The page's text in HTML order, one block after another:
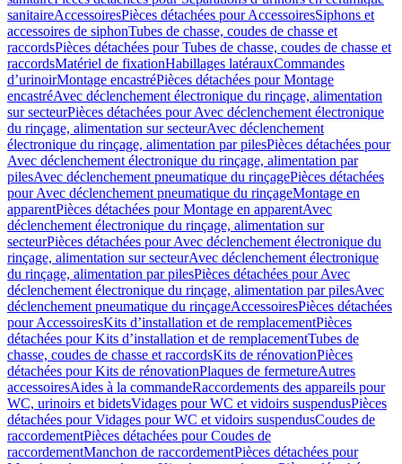
sanitaireAccessoiresPièces détachées pour AccessoiresSiphons et
accessoires de siphonTubes de chasse, coudes de chasse et
raccordsPièces détachées pour Tubes de chasse, coudes de chasse et
raccordsMatériel de fixationHabillages latérauxCommandes
dʼurinoirMontage encastréPièces détachées pour Montage
encastréAvec déclenchement électronique du rinçage, alimentation
sur secteurPièces détachées pour Avec déclenchement électronique
du rinçage, alimentation sur secteurAvec déclenchement
électronique du rinçage, alimentation par pilesPièces détachées pour
Avec déclenchement électronique du rinçage, alimentation par
pilesAvec déclenchement pneumatique du rinçagePièces détachées
pour Avec déclenchement pneumatique du rinçageMontage en
apparentPièces détachées pour Montage en apparentAvec
déclenchement électronique du rinçage, alimentation sur
secteurPièces détachées pour Avec déclenchement électronique du
rinçage, alimentation sur secteurAvec déclenchement électronique
du rinçage, alimentation par pilesPièces détachées pour Avec
déclenchement électronique du rinçage, alimentation par pilesAvec
déclenchement pneumatique du rinçageAccessoiresPièces détachées
pour AccessoiresKits d’installation et de remplacementPièces
détachées pour Kits d’installation et de remplacementTubes de
chasse, coudes de chasse et raccordsKits de rénovationPièces
détachées pour Kits de rénovationPlaques de fermetureAutres
accessoiresAides à la commandeRaccordements des appareils pour
WC, urinoirs et bidetsVidages pour WC et vidoirs suspendusPièces
détachées pour Vidages pour WC et vidoirs suspendusCoudes de
raccordementPièces détachées pour Coudes de
raccordementManchon de raccordementPièces détachées pour